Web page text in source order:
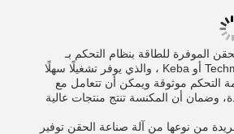
الموفرة للطاقة بنظام التحكم بـ
Porcheson أو Techmation أو Keba ، والذي يوفر تشغيلًا سهلًا
التحكم موثوقة ويمكن أن تتعامل مع
وضمان أن المكنسة تنتج منتجات عالية
من نوعها من آلة صناعة الحقن توفير